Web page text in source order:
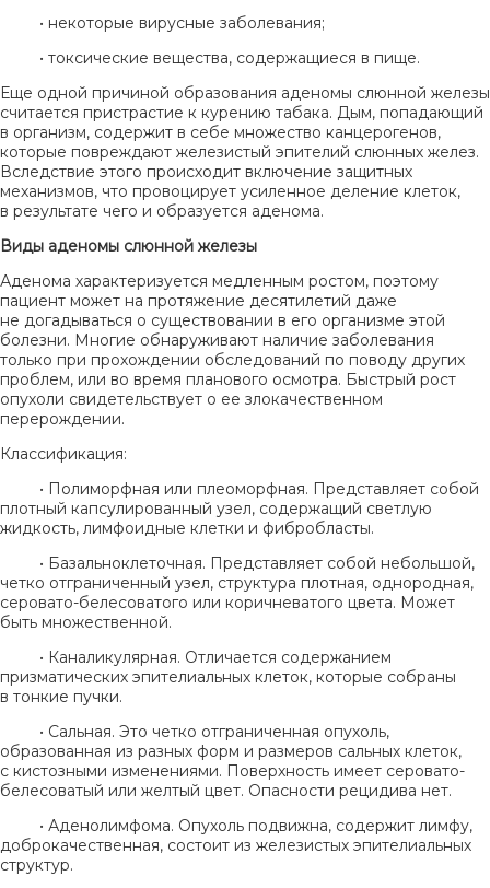
• некоторые вирусные заболевания;
• токсические вещества, содержащиеся в пище.
Еще одной причиной образования аденомы слюнной железы
считается пристрастие к курению табака. Дым, попадающий
в организм, содержит в себе множество канцерогенов,
которые повреждают железистый эпителий слюнных желез.
Вследствие этого происходит включение защитных
механизмов, что провоцирует усиленное деление клеток,
в результате чего и образуется аденома.
Виды аденомы слюнной железы
Аденома характеризуется медленным ростом, поэтому
пациент может на протяжение десятилетий даже
не догадываться о существовании в его организме этой
болезни. Многие обнаруживают наличие заболевания
только при прохождении обследований по поводу других
проблем, или во время планового осмотра. Быстрый рост
опухоли свидетельствует о ее злокачественном
перерождении.
Классификация:
• Полиморфная или плеоморфная. Представляет собой
плотный капсулированный узел, содержащий светлую
жидкость, лимфоидные клетки и фибробласты.
• Базальноклеточная. Представляет собой небольшой,
четко отграниченный узел, структура плотная, однородная,
серовато-белесоватого или коричневатого цвета. Может
быть множественной.
• Каналикулярная. Отличается содержанием
призматических эпителиальных клеток, которые собраны
в тонкие пучки.
• Сальная. Это четко отграниченная опухоль,
образованная из разных форм и размеров сальных клеток,
с кистозными изменениями. Поверхность имеет серовато-
белесоватый или желтый цвет. Опасности рецидива нет.
• Аденолимфома. Опухоль подвижна, содержит лимфу,
доброкачественная, состоит из железистых эпителиальных
структур.